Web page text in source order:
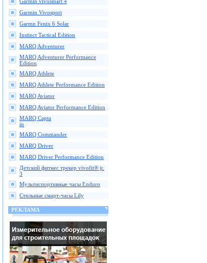
Garmin Vivosport
Garmn Fenix 6 Solar
Instinct Tactical Edition
MARQ Adventurer
MARQ Adventurer Performance
Edition
MARQ Athlete
MARQ Athlete Performance Edition
MARQ Aviator
MARQ Aviator Performance Edition
MARQ Capta
in
MARQ Commander
MARQ Driver
MARQ Driver Performance Edition
Детский фитнес трекер vivofit® jr.
3
Мультиспортивные часы Enduro
Стильные смарт-часы Lily
РЕКЛАМА